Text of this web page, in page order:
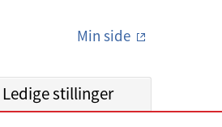
Min side
Ledige stillinger